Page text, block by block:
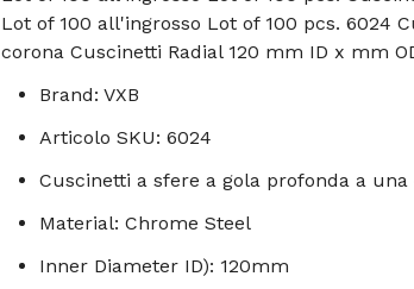
Lot of 100 all'ingrosso Lot of 100 pcs. 6024
corona Cuscinetti Radial 120 mm ID x mm
Brand: VXB
Articolo SKU: 6024
Cuscinetti a sfere a gola profonda a una
Material: Chrome Steel
Inner Diameter ID): 120mm